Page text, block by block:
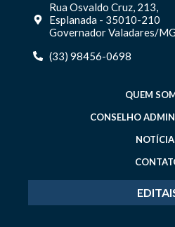
Rua Osvaldo Cruz, 213,
Esplanada - 35010-210
Governador Valadares/
(33) 98456-0698
QUEM
CONSELHO